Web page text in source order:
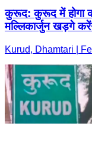
कुरूद: कुरूद में होगा
मल्लिकार्जुन खड़गे
Kurud, Dhamtari |